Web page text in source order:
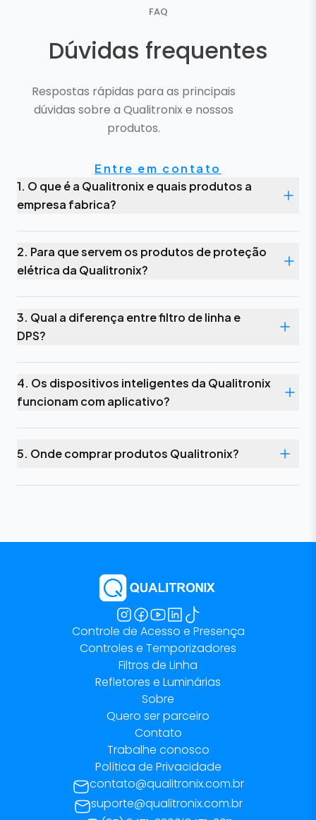
FAQ
Dúvidas frequentes
Respostas rápidas para as principais
dúvidas sobre a Qualitronix e nossos
produtos.
Entre em contato
1. O que é a Qualitronix e quais produtos a
empresa fabrica?
2. Para que servem os produtos de proteção
elétrica da Qualitronix?
3. Qual a diferença entre filtro de linha e
DPS?
4. Os dispositivos inteligentes da Qualitronix
funcionam com aplicativo?
5. Onde comprar produtos Qualitronix?
Controle de Acesso e Presença
Controles e Temporizadores
Filtros de Linha
Refletores e Luminárias
Sobre
Quero ser parceiro
Contato
Trabalhe conosco
Política de Privacidade
contato@qualitronix.com.br
suporte@qualitronix.com.br